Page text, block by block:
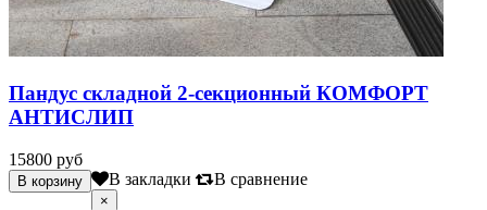
Пандус складной 2-секционный КОМФОРТ
АНТИСЛИП
15800 руб
В закладки В сравнение
×